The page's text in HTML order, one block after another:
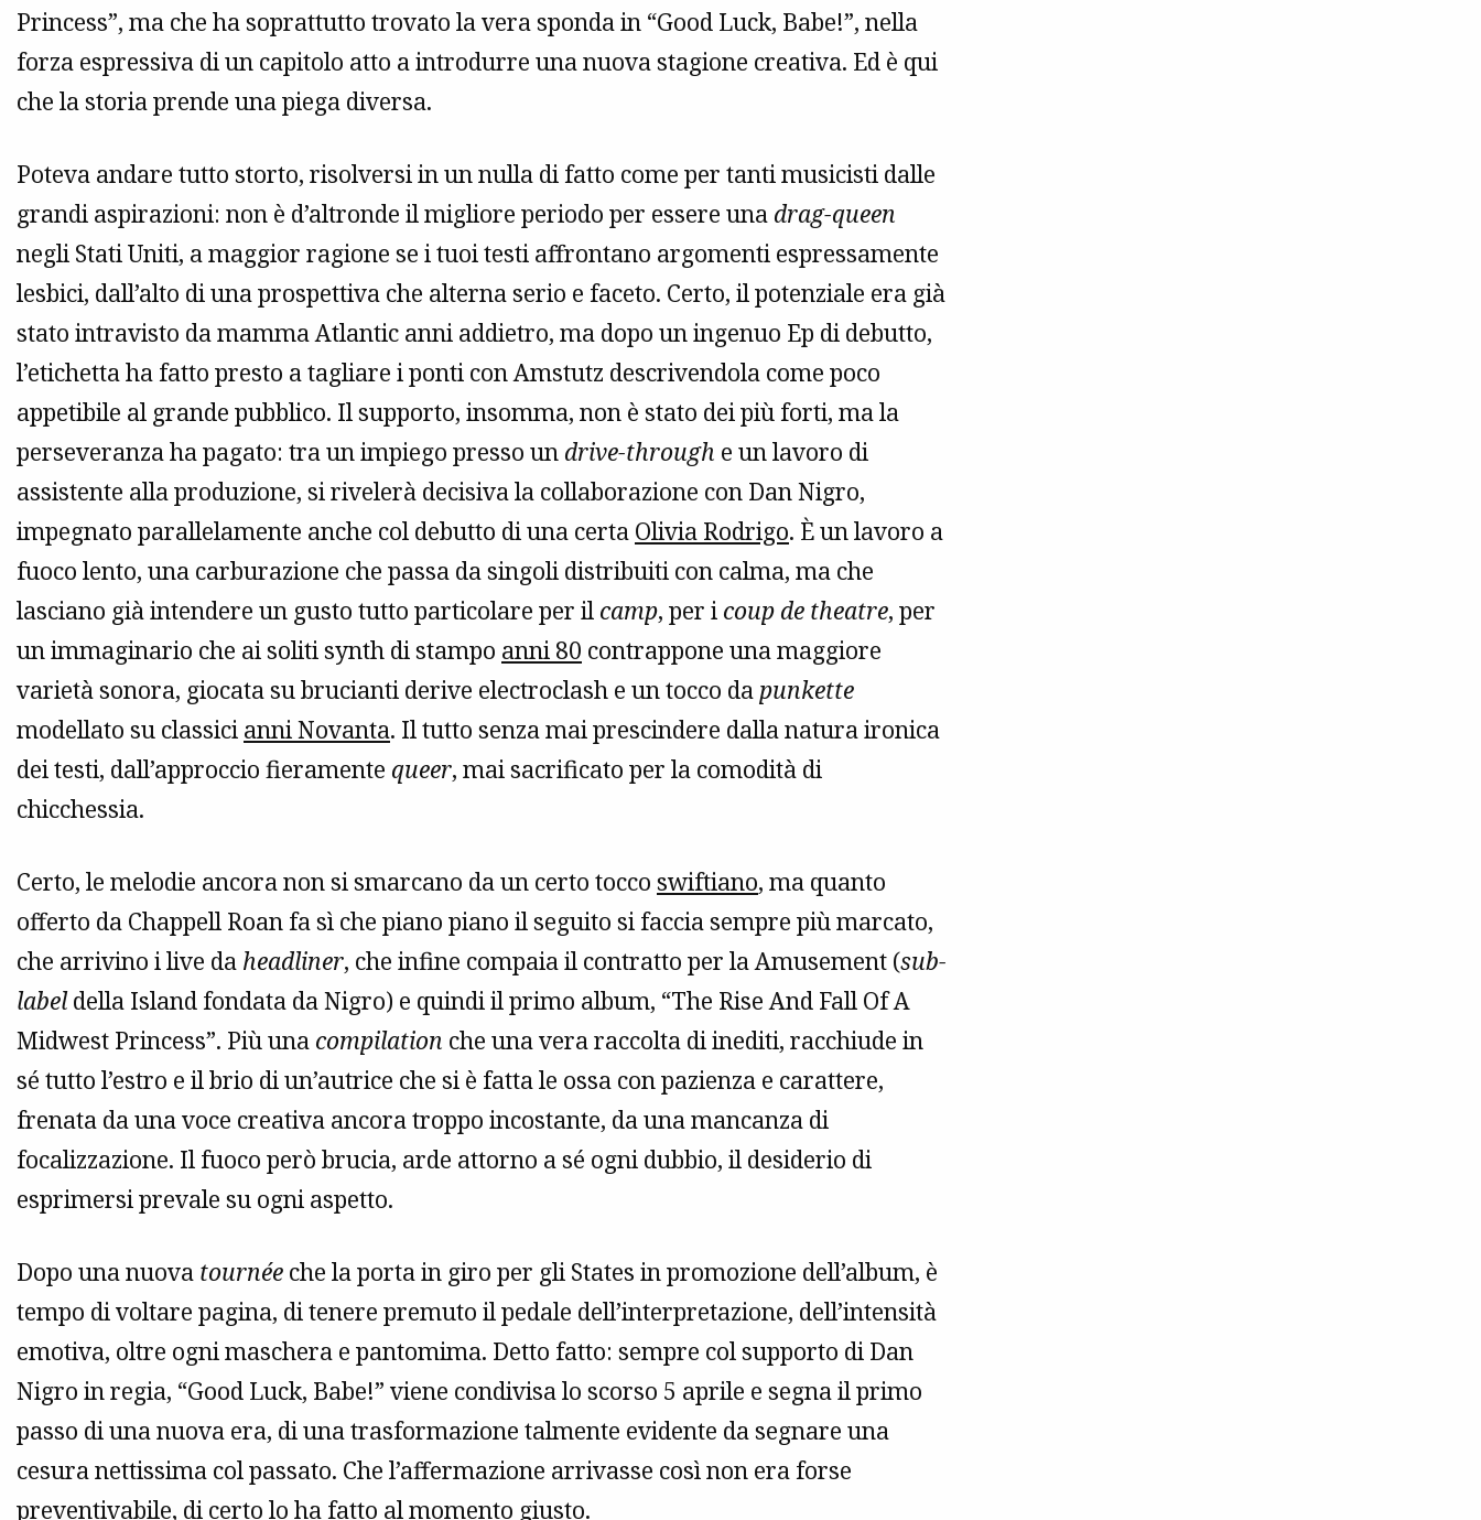
Princess”, ma che ha soprattutto trovato la vera sponda in “Good Luck, Babe!”, nella
forza espressiva di un capitolo atto a introdurre una nuova stagione creativa. Ed è qui
che la storia prende una piega diversa.
Poteva andare tutto storto, risolversi in un nulla di fatto come per tanti musicisti dalle
grandi aspirazioni: non è d’altronde il migliore periodo per essere una drag-queen
negli Stati Uniti, a maggior ragione se i tuoi testi affrontano argomenti espressamente
lesbici, dall’alto di una prospettiva che alterna serio e faceto. Certo, il potenziale era già
stato intravisto da mamma Atlantic anni addietro, ma dopo un ingenuo Ep di debutto,
l’etichetta ha fatto presto a tagliare i ponti con Amstutz descrivendola come poco
appetibile al grande pubblico. Il supporto, insomma, non è stato dei più forti, ma la
perseveranza ha pagato: tra un impiego presso un drive-through e un lavoro di
assistente alla produzione, si rivelerà decisiva la collaborazione con Dan Nigro,
impegnato parallelamente anche col debutto di una certa Olivia Rodrigo. È un lavoro a
fuoco lento, una carburazione che passa da singoli distribuiti con calma, ma che
lasciano già intendere un gusto tutto particolare per il camp, per i coup de theatre, per
un immaginario che ai soliti synth di stampo anni 80 contrappone una maggiore
varietà sonora, giocata su brucianti derive electroclash e un tocco da punkette
modellato su classici anni Novanta. Il tutto senza mai prescindere dalla natura ironica
dei testi, dall’approccio fieramente queer, mai sacrificato per la comodità di
chicchessia.
Certo, le melodie ancora non si smarcano da un certo tocco swiftiano, ma quanto
offerto da Chappell Roan fa sì che piano piano il seguito si faccia sempre più marcato,
che arrivino i live da headliner, che infine compaia il contratto per la Amusement (sub-
labeldella Island fondata da Nigro) e quindi il primo album, “The Rise And Fall Of A
Midwest Princess”. Più una compilation che una vera raccolta di inediti, racchiude in
sé tutto l’estro e il brio di un’autrice che si è fatta le ossa con pazienza e carattere,
frenata da una voce creativa ancora troppo incostante, da una mancanza di
focalizzazione. Il fuoco però brucia, arde attorno a sé ogni dubbio, il desiderio di
esprimersi prevale su ogni aspetto.
Dopo una nuova tournée che la porta in giro per gli States in promozione dell’album, è
tempo di voltare pagina, di tenere premuto il pedale dell’interpretazione, dell’intensità
emotiva, oltre ogni maschera e pantomima. Detto fatto: sempre col supporto di Dan
Nigro in regia, “Good Luck, Babe!” viene condivisa lo scorso 5 aprile e segna il primo
passo di una nuova era, di una trasformazione talmente evidente da segnare una
cesura nettissima col passato. Che l’affermazione arrivasse così non era forse
preventivabile, di certo lo ha fatto al momento giusto.